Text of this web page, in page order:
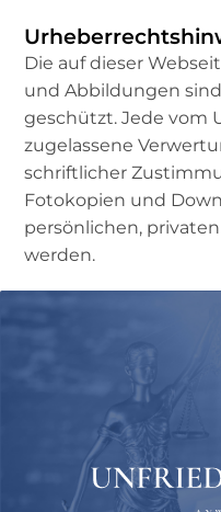
Die auf dieser
und Abbildungen
geschützt. Jede vom
zugelassene
schriftlicher
Fotokopien und
persönlichen,
werden.